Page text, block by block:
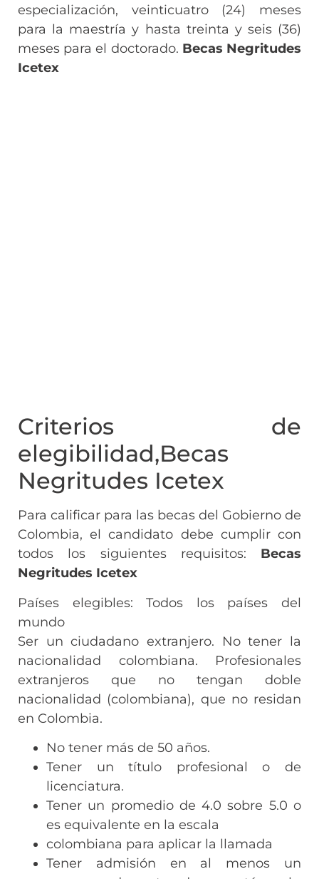
especialización, veinticuatro (24) meses
para la maestría y hasta treinta y seis (36)
meses para el doctorado. Becas Negritudes
Icetex
Criterios de
elegibilidad,Becas
Negritudes Icetex
Para calificar para las becas del Gobierno de
Colombia, el candidato debe cumplir con
todos los siguientes requisitos: Becas
Negritudes Icetex
Países elegibles: Todos los países del
mundo
Ser un ciudadano extranjero. No tener la
nacionalidad colombiana. Profesionales
extranjeros que no tengan doble
nacionalidad (colombiana), que no residan
en Colombia.
No tener más de 50 años.
Tener un título profesional o de
licenciatura.
Tener un promedio de 4.0 sobre 5.0 o
es equivalente en la escala
colombiana para aplicar la llamada
Tener admisión en al menos un